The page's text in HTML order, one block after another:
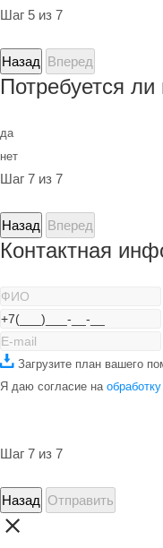
Шаг 5 из 7
Назад Вперед
Потребуется
да
нет
Шаг 7 из 7
Назад Вперед
Контактная
Загрузите план вашего
Я даю согласие на
Шаг 7 из 7
Назад Отправить